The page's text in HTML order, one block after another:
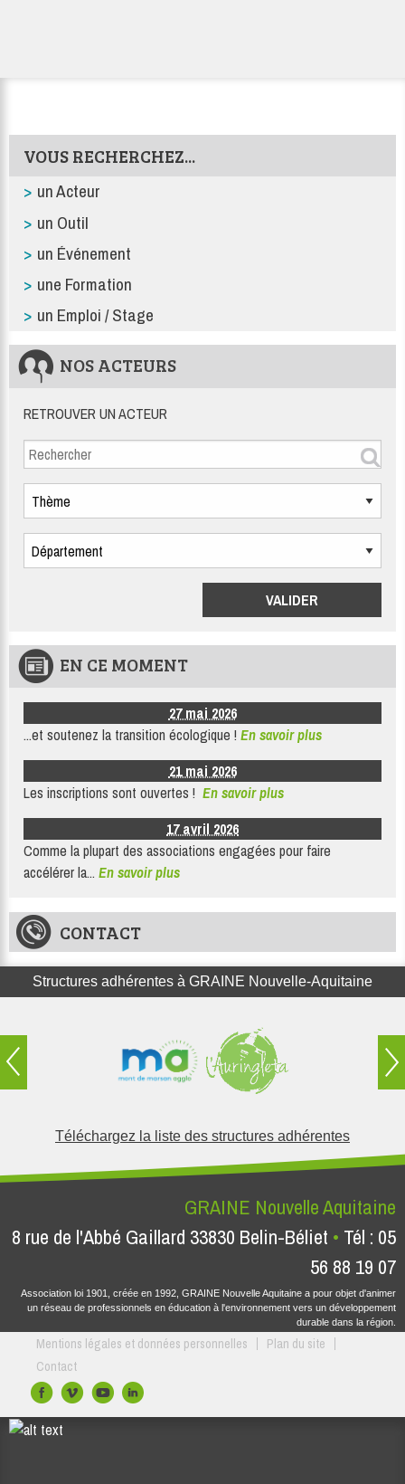
VOUS RECHERCHEZ...
un Acteur
un Outil
un Événement
une Formation
un Emploi / Stage
NOS ACTEURS
RETROUVER UN ACTEUR
EN CE MOMENT
27 mai 2026
...et soutenez la transition écologique ! En savoir plus
21 mai 2026
Les inscriptions sont ouvertes ! En savoir plus
17 avril 2026
Comme la plupart des associations engagées pour faire
accélérer la... En savoir plus
CONTACT
Structures adhérentes à GRAINE Nouvelle-Aquitaine
Téléchargez la liste des structures adhérentes
GRAINE Nouvelle Aquitaine
8 rue de l'Abbé Gaillard 33830 Belin-Béliet
Tél : 05
56 88 19 07
Association loi 1901, créée en 1992, GRAINE Nouvelle Aquitaine a pour objet d'animer
un réseau de professionnels en éducation à l'environnement vers un développement
durable dans la région.
Mentions légales et données personnelles
Plan du site
Contact